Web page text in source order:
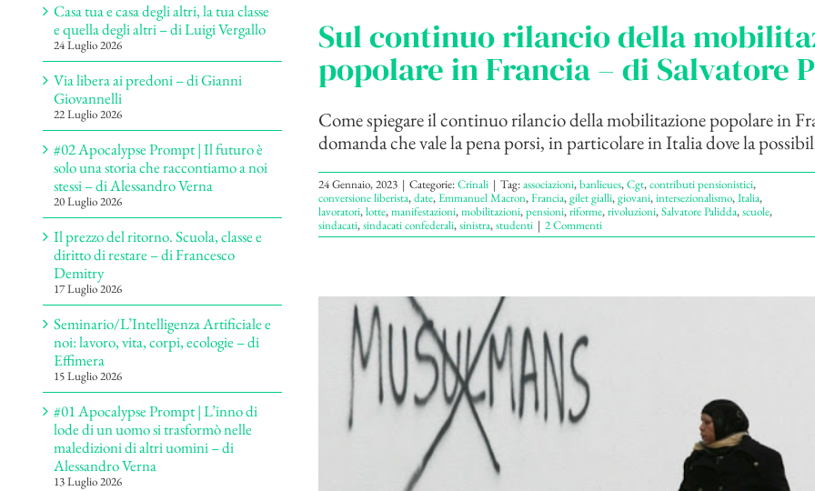
Sul continuo rilancio della
popolare in Francia – di Salvatore
Come spiegare il continuo rilancio della mobilitazione popolare in
domanda che vale la pena porsi, in particolare in Italia dove la
24 Gennaio, 2023 | Categorie:Crinali | Tag:associazioni,banlieues,Cgt,contributi pensionistici,
conversione liberista,date,Emmanuel Macron,Francia,gilet gialli,giovani,intersezionalismo,Italia,
lavoratori,lotte,manifestazioni,mobilitazioni,pensioni,riforme,rivoluzioni,Salvatore Palidda,scuole,
sindacati,sindacati confederali,sinistra,studenti | 2 Commenti
Casa tua e casa degli altri, la tua classe
e quella degli altri – di Luigi Vergallo
24 Luglio 2026
Via libera ai predoni – di Gianni
Giovannelli
22 Luglio 2026
#02 Apocalypse Prompt | Il futuro è
solo una storia che raccontiamo a noi
stessi – di Alessandro Verna
20 Luglio 2026
Il prezzo del ritorno. Scuola, classe e
diritto di restare – di Francesco
Demitry
17 Luglio 2026
Seminario/L’Intelligenza Artificiale e
noi: lavoro, vita, corpi, ecologie – di
Effimera
15 Luglio 2026
#01 Apocalypse Prompt | L’inno di
lode di un uomo si trasformò nelle
maledizioni di altri uomini – di
Alessandro Verna
13 Luglio 2026